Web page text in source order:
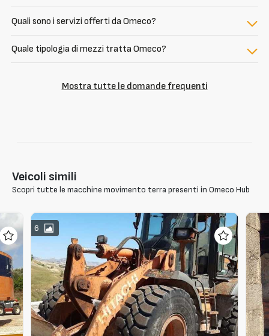
Quali sono i servizi offerti da Omeco?
Quale tipologia di mezzi tratta Omeco?
Mostra tutte le domande frequenti
Veicoli simili
Scopri tutte le macchine movimento terra presenti in Omeco Hub
6